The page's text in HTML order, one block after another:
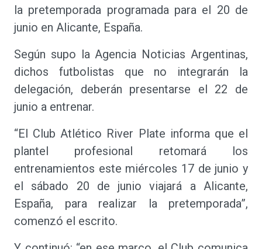
la pretemporada programada para el 20 de
junio en Alicante, España.
Según supo la Agencia Noticias Argentinas,
dichos futbolistas que no integrarán la
delegación, deberán presentarse el 22 de
junio a entrenar.
“El Club Atlético River Plate informa que el
plantel profesional retomará los
entrenamientos este miércoles 17 de junio y
el sábado 20 de junio viajará a Alicante,
España, para realizar la pretemporada”,
comenzó el escrito.